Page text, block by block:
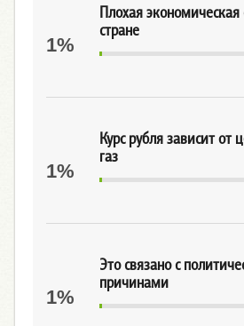
Плохая экономическая
стране
1%
Курс рубля зависит от
газ
1%
Это связано с
причинами
1%